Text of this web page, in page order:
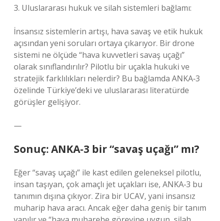
3. Uluslararası hukuk ve silah sistemleri bağlamı:
İnsansız sistemlerin artışı, hava savaş ve etik hukuk
açısından yeni soruları ortaya çıkarıyor. Bir drone
sistemi ne ölçüde “hava kuvvetleri savaş uçağı”
olarak sınıflandırılır? Pilotlu bir uçakla hukuki ve
stratejik farklılıkları nelerdir? Bu bağlamda ANKA‑3
özelinde Türkiye’deki ve uluslararası literatürde
görüşler gelişiyor.
—
Sonuç: ANKA‑3 bir “savaş uçağı” mı?
Eğer “savaş uçağı” ile kast edilen geleneksel pilotlu,
insan taşıyan, çok amaçlı jet uçakları ise, ANKA‑3 bu
tanımın dışına çıkıyor. Zira bir UCAV, yani insansız
muharip hava aracı. Ancak eğer daha geniş bir tanım